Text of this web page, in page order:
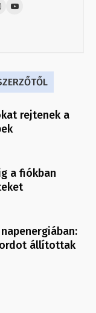
rejtenek a
a fiókban
állítottak